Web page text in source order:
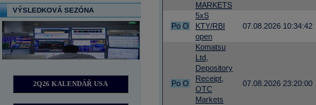
VÝSLEDKOVÁ SEZÓNA
2Q26 KALENDÁŘ USA
MARKETS
Po O
5xS
KTY/RBI
open
07.08.2026 10:34:42
Po O
Komatsu
Ltd,
Depository
Receipt,
OTC
Markets
07.08.2026 23:20:00